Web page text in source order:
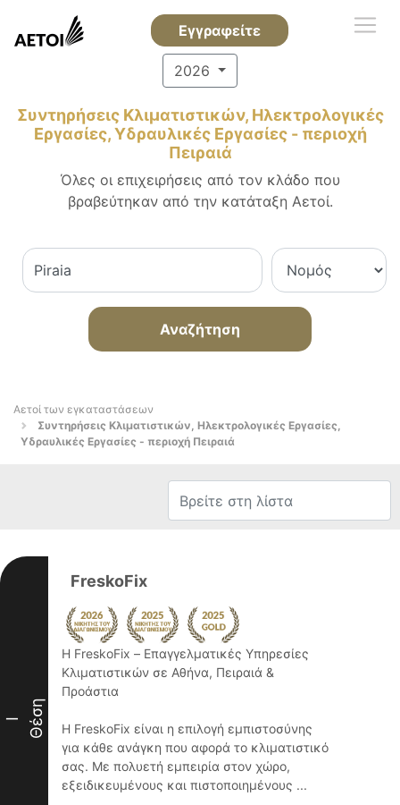
Εγγραφείτε
2026
Συντηρήσεις Κλιματιστικών, Ηλεκτρολογικές
Εργασίες, Υδραυλικές Εργασίες - περιοχή
Πειραιά
Όλες οι επιχειρήσεις από τον κλάδο που
βραβεύτηκαν από την κατάταξη Αετοί.
Αναζήτηση
Αετοί των εγκαταστάσεων
Συντηρήσεις Κλιματιστικών, Ηλεκτρολογικές Εργασίες,
Υδραυλικές Εργασίες - περιοχή Πειραιά
I Θέση
FreskoFix
Η FreskoFix – Επαγγελματικές Υπηρεσίες
Κλιματιστικών σε Αθήνα, Πειραιά &
Προάστια
Η FreskoFix είναι η επιλογή εμπιστοσύνης
για κάθε ανάγκη που αφορά το κλιματιστικό
σας. Με πολυετή εμπειρία στον χώρο,
εξειδικευμένους και πιστοποιημένους ...